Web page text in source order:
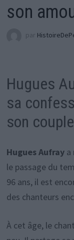
son
par
Hugues
sa
son
Hugues Aufraya
le passage du
96 ans, il est
des chanteurs
À cet âge, le